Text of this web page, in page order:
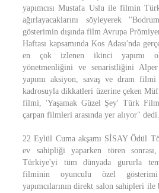
yapımcısı Mustafa Uslu ile filmin
ağırlayacaklarını söyleyerek
gösterimin dışında film Avrupa
Haftası kapsamında Kos Adası'nda
en çok izlenen ikinci yapımı
yönetmenliğini ve senaristliğini Alper
yapımı aksiyon, savaş ve dram
kadrosuyla dikkatleri üzerine çeken
filmi, 'Yaşamak Güzel Şey' Türk
çarpan filmleri arasında yer alıyor" dedi.
22 Eylül Cuma akşamı SİSAY Ödül
ev sahipliği yaparken tören
Türkiye'yi tüm dünyada gururla
filminin oyunculu özel gösterimi
yapımcılarının direkt salon sahipleri ile